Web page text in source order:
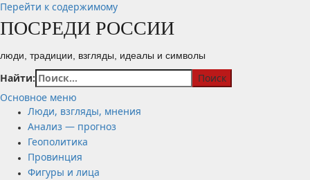
Перейти к содержимому
ПОСРЕДИ РОССИИ
люди, традиции, взгляды, идеалы и символы
Найти:
Основное меню
Люди, взгляды, мнения
Анализ — прогноз
Геополитика
Провинция
Фигуры и лица